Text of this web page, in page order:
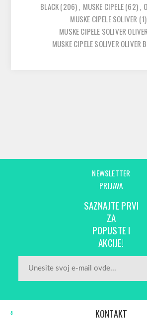
BLACK(206), MUSKE CIPELE(62),
MUSKE CIPELE SOLIVER (1)
MUSKE CIPELE SOLIVER OLIVER
MUSKE CIPELE SOLIVER OLIVER
NEWSLETTER
PRIJAVA
SAZNAJTE PRVI
ZA
POPUSTE I
AKCIJE!
KONTAKT